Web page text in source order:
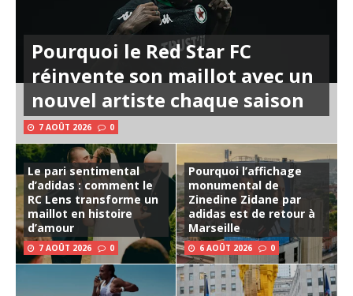
Pourquoi le Red Star FC
réinvente son maillot avec un
nouvel artiste chaque saison
7 AOÛT 2026 0
Le pari sentimental
d’adidas : comment le
RC Lens transforme un
maillot en histoire
d’amour
7 AOÛT 2026 0
Pourquoi l’affichage
monumental de
Zinedine Zidane par
adidas est de retour à
Marseille
6 AOÛT 2026 0